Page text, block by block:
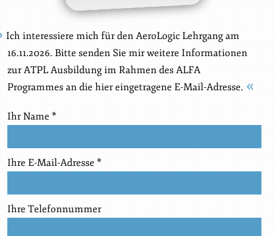
Ich interessiere mich für den AeroLogic Lehrgang am
16.11.2026. Bitte senden Sie mir weitere Informationen
zur ATPL Ausbildung im Rahmen des ALFA
Programmes an die hier eingetragene E-Mail-Adresse.
Ihr Name *
Ihre E-Mail-Adresse *
Ihre Telefonnummer